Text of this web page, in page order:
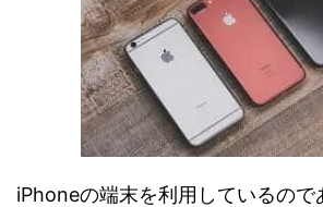
iPhoneの端末を利用しているので